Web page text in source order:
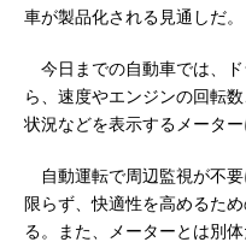
車が製品化される見通しだ。
今日までの自動車では、
ら、速度やエンジンの回転
状況などを表示するメータ
自動運転で周辺監視が不
限らず、快適性を高めるた
る。また、メーターとは別